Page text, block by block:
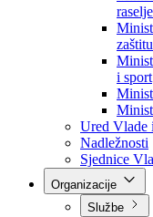
i sport
Ured Vlade
Nadležnosti
Sjednice